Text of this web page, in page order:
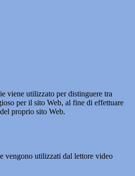
viene utilizzato per distinguere tra
per il sito Web, al fine di effettuare
proprio sito Web.
vengono utilizzati dal lettore video